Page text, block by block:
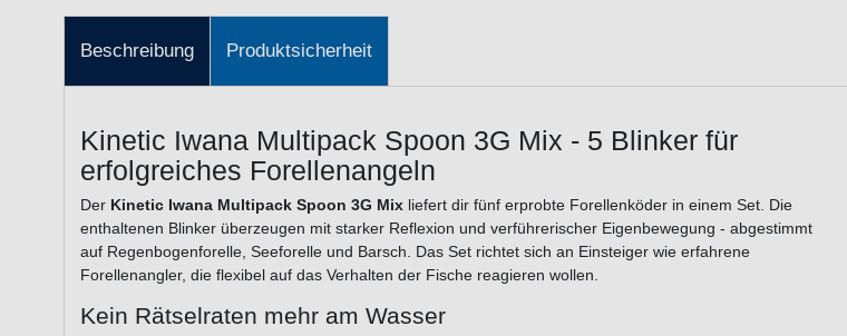
Beschreibung Produktsicherheit
Kinetic Iwana Multipack Spoon 3G Mix - 5 Blinker für
erfolgreiches Forellenangeln
Der Kinetic Iwana Multipack Spoon 3G Mix liefert dir fünf erprobte Forellenköder in einem Set. Die
enthaltenen Blinker überzeugen mit starker Reflexion und verführerischer Eigenbewegung - abgestimmt
auf Regenbogenforelle, Seeforelle und Barsch. Das Set richtet sich an Einsteiger wie erfahrene
Forellenangler, die flexibel auf das Verhalten der Fische reagieren wollen.
Kein Rätselraten mehr am Wasser